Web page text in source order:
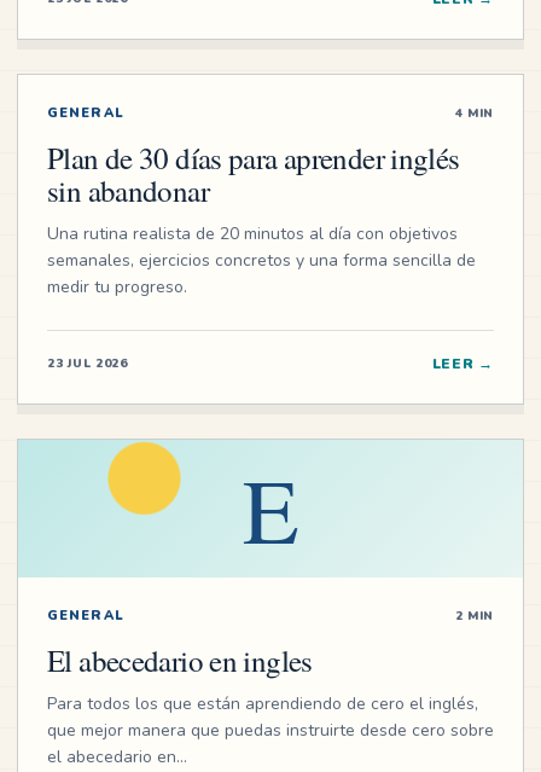
GENERAL 4 MIN
Plan de 30 días para aprender inglés
sin abandonar
Una rutina realista de 20 minutos al día con objetivos
semanales, ejercicios concretos y una forma sencilla de
medir tu progreso.
23 JUL 2026 LEER →
E
GENERAL 2 MIN
El abecedario en ingles
Para todos los que están aprendiendo de cero el inglés,
que mejor manera que puedas instruirte desde cero sobre
el abecedario en…